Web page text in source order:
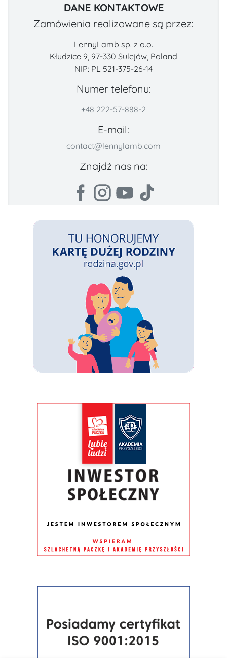
DANE KONTAKTOWE
Zamówienia realizowane są przez:
LennyLamb sp. z o.o.
Kłudzice 9, 97-330 Sulejów, Poland
NIP: PL 521-375-26-14
Numer telefonu:
+48 222-57-888-2
E-mail:
contact@lennylamb.com
Znajdź nas na: